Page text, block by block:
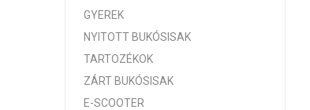
GYEREK
NYITOTT BUKÓSISAK
TARTOZÉKOK
ZÁRT BUKÓSISAK
E-SCOOTER